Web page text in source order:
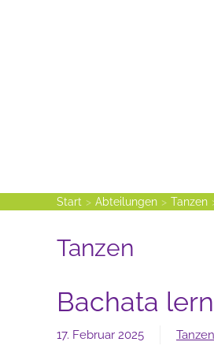
Start Abteilungen Tanzen
Tanzen
Bachata
17. Februar 2025 Tanzen